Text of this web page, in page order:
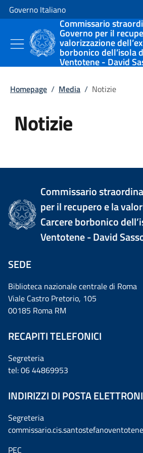
Vai al contenuto
Vai alla navigazione del sito
Governo Italiano
Commissario
Governo per il
valorizzazione
borbonico dell’isola
Ventotene - David
Homepage / Media / Notizie
Notizie
Tutti i contenuti
Commissario
per il recupero e la
Carcere borbonico
Ventotene - David
SEDE
Biblioteca nazionale centrale di Roma
Viale Castro Pretorio, 105
00185 Roma RM
RECAPITI TELEFONICI
Segreteria
tel: 06 44869953
INDIRIZZI DI POSTA
Segreteria
PEC